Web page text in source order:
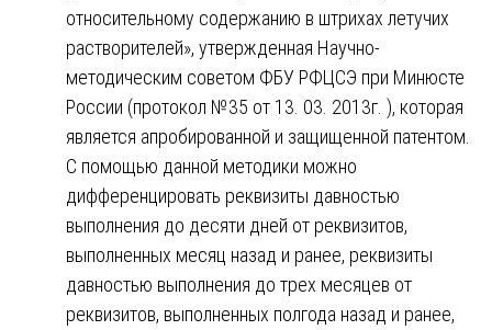
относительному содержанию в штрихах летучих
растворителей», утвержденная Научно-
методическим советом ФБУ РФЦСЭ при Минюсте
России (протокол №35 от 13. 03. 2013г. ), которая
является апробированной и защищенной патентом.
С помощью данной методики можно
дифференцировать реквизиты давностью
выполнения до десяти дней от реквизитов,
выполненных месяц назад и ранее, реквизиты
давностью выполнения до трех месяцев от
реквизитов, выполненных полгода назад и ранее,